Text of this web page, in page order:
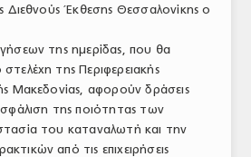
Διεθνούς Έκθεσης Θεσσαλονίκης ο
της ημερίδας, που θα
της Περιφερειακής
Μακεδονίας, αφορούν δράσεις
της ποιότητας των
του καταναλωτή και την
από τις επιχειρήσεις